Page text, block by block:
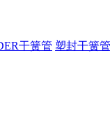
干簧管 塑封干簧管